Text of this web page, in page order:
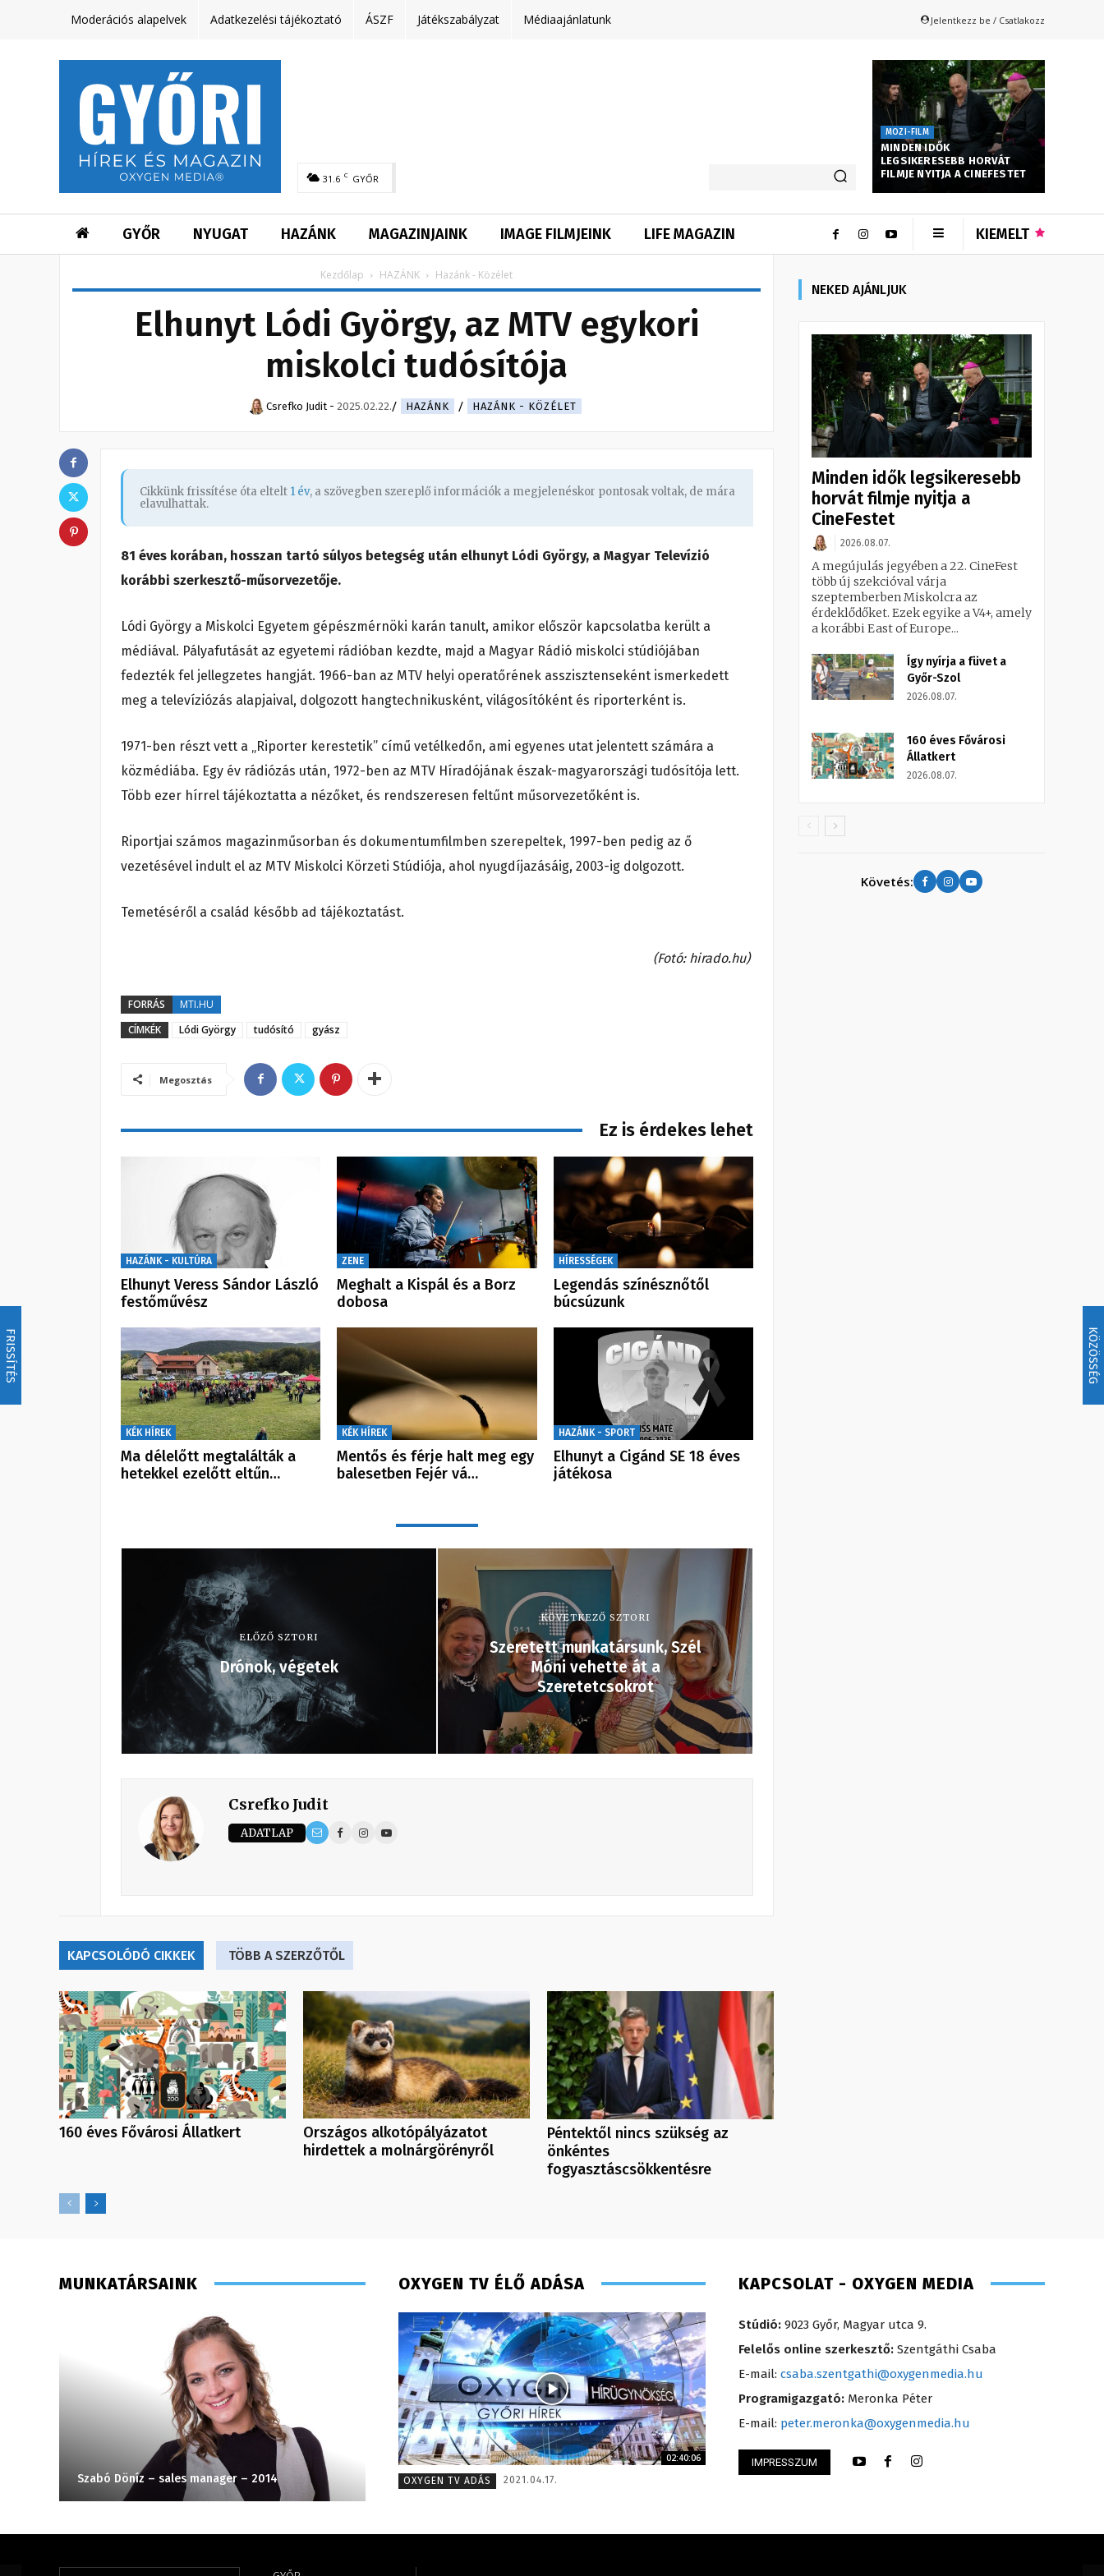
FRISSÍTÉS KÖZÖSSÉG
Moderációs alapelvek Adatkezelési tájékoztató ÁSZF Játékszabályzat Médiaajánlatunk Jelentkezz be / Csatlakozz
31.6 C GYŐR
MOZI-FILM
MINDEN IDŐK
LEGSIKERESEBB HORVÁT
FILMJE NYITJA A CINEFESTET
GYŐR NYUGAT HAZÁNK MAGAZINJAINK IMAGE FILMJEINK LIFE MAGAZIN KIEMELT
Kezdőlap HAZÁNK Hazánk - Közélet
Elhunyt Lódi György, az MTV egykori
miskolci tudósítója
Csrefko Judit - 2025.02.22. HAZÁNK HAZÁNK - KÖZÉLET
Cikkünk frissítése óta eltelt 1 év, a szövegben szereplő információk a megjelenéskor pontosak voltak, de mára
elavulhattak.
81 éves korában, hosszan tartó súlyos betegség után elhunyt Lódi György, a Magyar Televízió
korábbi szerkesztő-műsorvezetője.
Lódi György a Miskolci Egyetem gépészmérnöki karán tanult, amikor először kapcsolatba került a
médiával. Pályafutását az egyetemi rádióban kezdte, majd a Magyar Rádió miskolci stúdiójában
fedezték fel jellegzetes hangját. 1966-ban az MTV helyi operatőrének asszisztenseként ismerkedett
meg a televíziózás alapjaival, dolgozott hangtechnikusként, világosítóként és riporterként is.
1971-ben részt vett a „Riporter kerestetik” című vetélkedőn, ami egyenes utat jelentett számára a
közmédiába. Egy év rádiózás után, 1972-ben az MTV Híradójának észak-magyarországi tudósítója lett.
Több ezer hírrel tájékoztatta a nézőket, és rendszeresen feltűnt műsorvezetőként is.
Riportjai számos magazinműsorban és dokumentumfilmben szerepeltek, 1997-ben pedig az ő
vezetésével indult el az MTV Miskolci Körzeti Stúdiója, ahol nyugdíjazásáig, 2003-ig dolgozott.
Temetéséről a család később ad tájékoztatást.
(Fotó: hirado.hu)
FORRÁS
MTI.HU
CÍMKÉK
Lódi György tudósító gyász
Megosztás
Ez is érdekes lehet
HAZÁNK - KULTÚRA
Elhunyt Veress Sándor László
festőművész
ZENE
Meghalt a Kispál és a Borz
dobosa
HÍRESSÉGEK
Legendás színésznőtől
búcsúzunk
KÉK HÍREK
Ma délelőtt megtalálták a
hetekkel ezelőtt eltűn…
KÉK HÍREK
Mentős és férje halt meg egy
balesetben Fejér vá…
HAZÁNK - SPORT
Elhunyt a Cigánd SE 18 éves
játékosa
ELŐZŐ SZTORI
Drónok, végetek
KÖVETKEZŐ SZTORI
Szeretett munkatársunk, Szél
Móni vehette át a
Szeretetcsokrot
Csrefko Judit
ADATLAP
KAPCSOLÓDÓ CIKKEK TÖBB A SZERZŐTŐL
160 éves Fővárosi Állatkert
Országos alkotópályázatot
hirdettek a molnárgörényről
Péntektől nincs szükség az
önkéntes
fogyasztáscsökkentésre
NEKED AJÁNLJUK
Minden idők legsikeresebb
horvát filmje nyitja a
CineFestet
2026.08.07.
A megújulás jegyében a 22. CineFest
több új szekcióval várja
szeptemberben Miskolcra az
érdeklődőket. Ezek egyike a V4+, amely
a korábbi East of Europe...
Így nyírja a füvet a
Győr-Szol
2026.08.07.
160 éves Fővárosi
Állatkert
2026.08.07.
Követés:
MUNKATÁRSAINK
Szabó Döníz – sales manager – 2014 Tóth Bálint – operatőr-vágó Monoczki Mária – értékesítési vezető – 2014
OXYGEN TV ÉLŐ ADÁSA
02:40:06
OXYGEN TV ADÁS
2021.04.17.
KAPCSOLAT - OXYGEN MEDIA
Stúdió: 9023 Győr, Magyar utca 9.
Felelős online szerkesztő: Szentgáthi Csaba
E-mail: csaba.szentgathi@oxygenmedia.hu
Programigazgató: Meronka Péter
E-mail: peter.meronka@oxygenmedia.hu
IMPRESSZUM